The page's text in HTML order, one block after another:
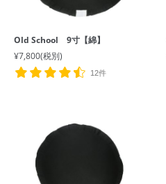
Old School 9寸【綿】
¥7,800(税別)
12件